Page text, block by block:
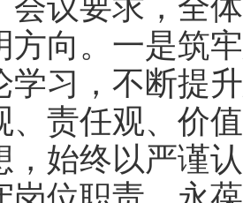
要求，全体
方向。一是筑
学习，不断提
、责任观、价
，始终以严谨